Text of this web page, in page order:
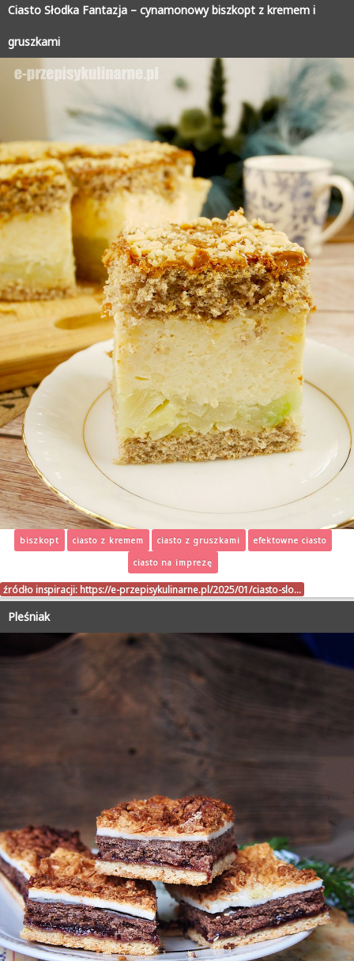
Ciasto Słodka Fantazja – cynamonowy biszkopt z kremem i
gruszkami
biszkopt ciasto z kremem ciasto z gruszkami
efektowne ciasto
ciasto na imprezę
źródło inspiracji: https://e-przepisykulinarne.pl/2025/01/ciasto-slo…
Pleśniak